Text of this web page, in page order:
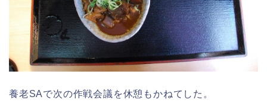
養老SAで次の作戦会議を休憩もかねてした。